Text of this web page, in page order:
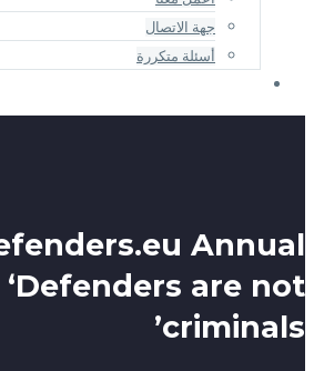
Meeting: